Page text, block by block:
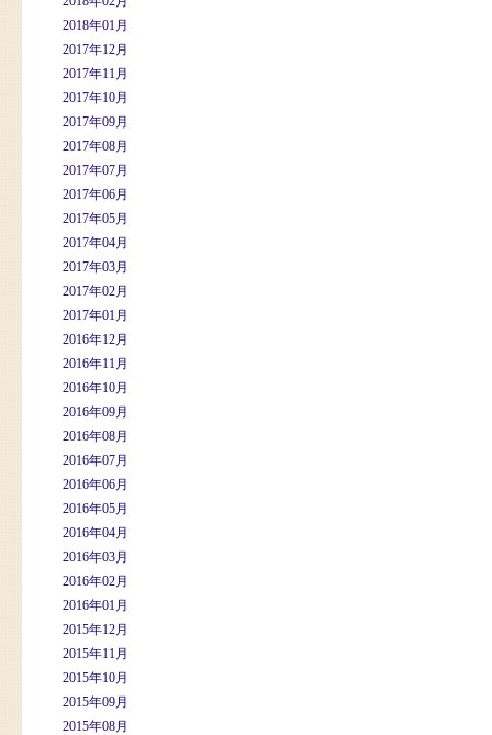
2018年01月
2017年12月
2017年11月
2017年10月
2017年09月
2017年08月
2017年07月
2017年06月
2017年05月
2017年04月
2017年03月
2017年02月
2017年01月
2016年12月
2016年11月
2016年10月
2016年09月
2016年08月
2016年07月
2016年06月
2016年05月
2016年04月
2016年03月
2016年02月
2016年01月
2015年12月
2015年11月
2015年10月
2015年09月
2015年08月